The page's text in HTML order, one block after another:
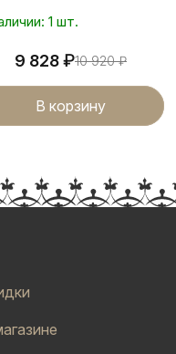
1 шт.
9 828₽10 920₽
В корзину